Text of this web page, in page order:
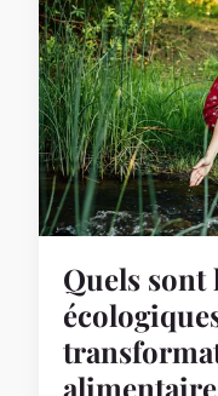
Quels sont